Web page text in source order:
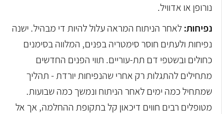
נורופן או אדוויל.
נפיחות:לאחר הניתוח המראה עלול להיות די מבהיל. ישנה
נפיחות ולעתים חוסר סימטריה בפנים, המלווה בסימנים
כחולים ובשטפי דם תת-עוריים. תווי הפנים החדשים
מתחילים להתגלות רק אחרי שהנפיחות יורדת - תהליך
שמתחיל כמה ימים לאחר הניתוח ונמשך כמה שבועות.
מטופלים רבים חווים דיכאון קל בתקופת ההחלמה, אך אל